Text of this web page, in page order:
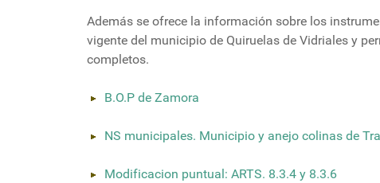
Además se ofrece la información sobre los
vigente del municipio de Quiruelas de Vidriales y
completos.
B.O.P de Zamora
NS municipales. Municipio y anejo colinas de
Modificacion puntual: ARTS. 8.3.4 y 8.3.6